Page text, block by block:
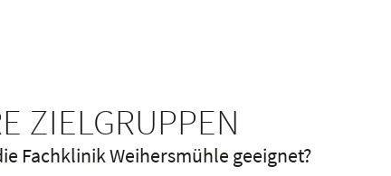
ZIELGRUPPEN
Fachklinik Weihersmühle geeignet?